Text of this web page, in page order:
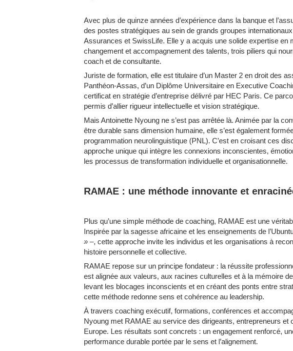
Avec plus de quinze années d’expérience dans la banque et
des postes stratégiques au sein de grands groupes
Assurances et SwissLife. Elle y a acquis une solide expertise en
changement et accompagnement des talents, trois piliers qui
coach et de consultante.
Juriste de formation, elle est titulaire d’un Master 2 en droit des
Panthéon-Assas, d’un Diplôme Universitaire en Executive
certificat en stratégie d’entreprise délivré par HEC Paris. Ce
permis d’allier rigueur intellectuelle et vision stratégique.
Mais Antoinette Nyoung ne s’est pas arrêtée là. Animée par la
être durable sans dimension humaine, elle s’est également
programmation neurolinguistique (PNL). C’est en croisant ces
approche unique qui intègre les connexions inconscientes,
les processus de transformation individuelle et organisationnelle.
RAMAE : une méthode innovante et
Plus qu’une simple méthode de coaching, RAMAE est une
Inspirée par la sagesse africaine et les enseignements de
» –, cette approche invite les individus et les organisations à
histoire personnelle et collective.
RAMAE repose sur un principe fondateur : la réussite
est alignée aux valeurs, aux racines culturelles et à la mémoire
levant les blocages inconscients et en créant des ponts entre
cette méthode redonne sens et cohérence au leadership.
À travers coaching exécutif, formations, conférences et
Nyoung met RAMAE au service des dirigeants, entrepreneurs et
Europe. Les résultats sont concrets : un engagement renforcé,
performance durable portée par le sens et l’alignement.